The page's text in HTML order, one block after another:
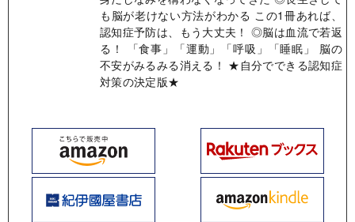
も脳が老けない方法がわかる この1冊あれば、
認知症予防は、もう大丈夫！ ◎脳は血流で若返
る！ 「食事」「運動」「呼吸」「睡眠」 脳の
不安がみるみる消える！ ★自分でできる認知症
対策の決定版★